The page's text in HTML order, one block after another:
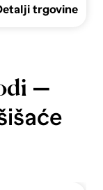
trgovine
—